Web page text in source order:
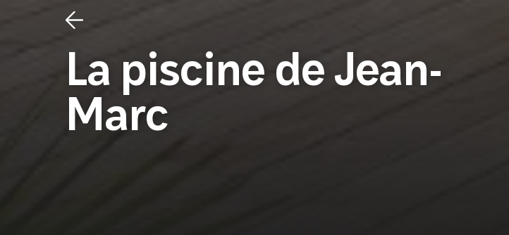
La piscine de Jean-
Marc